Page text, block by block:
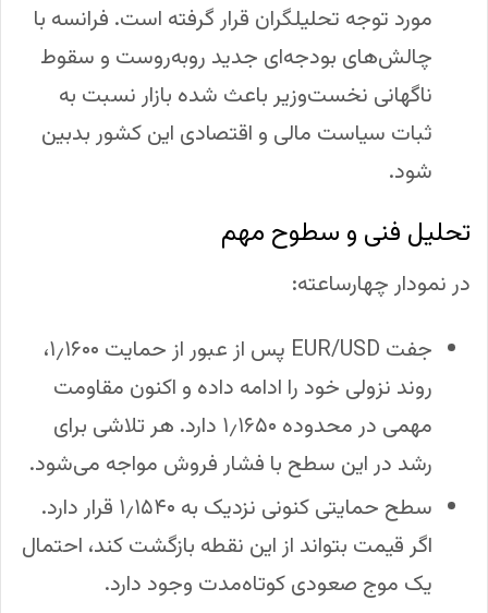
مورد توجه تحلیلگران قرار گرفته است. فرانسه با
چالش‌های بودجه‌ای جدید روبه‌روست و سقوط
ناگهانی نخست‌وزیر باعث شده بازار نسبت به
ثبات سیاست مالی و اقتصادی این کشور بدبین
شود.
تحلیل فنی و سطوح مهم
در نمودار چهارساعته:
جفت EUR/USD پس از عبور از حمایت ۱٫۱۶۰۰،
روند نزولی خود را ادامه داده و اکنون مقاومت
مهمی در محدوده ۱٫۱۶۵۰ دارد. هر تلاشی برای
رشد در این سطح با فشار فروش مواجه می‌شود.
سطح حمایتی کنونی نزدیک به ۱٫۱۵۴۰ قرار دارد.
اگر قیمت بتواند از این نقطه بازگشت کند، احتمال
یک موج صعودی کوتاه‌مدت وجود دارد.